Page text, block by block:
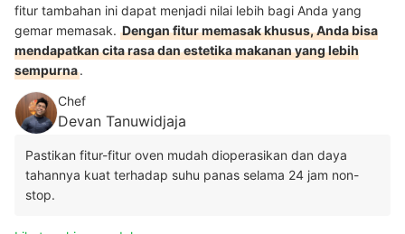
fitur tambahan ini dapat menjadi nilai lebih bagi Anda yang
gemar memasak. Dengan fitur memasak khusus, Anda bisa
mendapatkan cita rasa dan estetika makanan yang lebih
sempurna.
Chef
Devan Tanuwidjaja
Pastikan fitur-fitur oven mudah dioperasikan dan daya
tahannya kuat terhadap suhu panas selama 24 jam non-
stop.